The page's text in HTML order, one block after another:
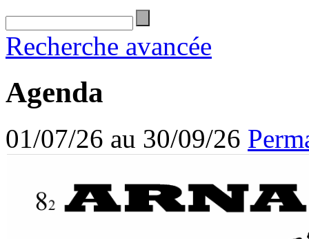
Recherche avancée
Agenda
01/07/26 au 30/09/26